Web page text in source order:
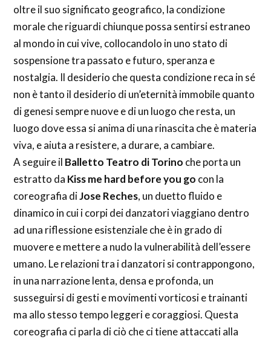
oltre il suo significato geografico, la condizione
morale che riguardi chiunque possa sentirsi estraneo
al mondo in cui vive, collocandolo in uno stato di
sospensione tra passato e futuro, speranza e
nostalgia. Il desiderio che questa condizione reca in sé
non è tanto il desiderio di un’eternità immobile quanto
di genesi sempre nuove e di un luogo che resta, un
luogo dove essa si anima di una rinascita che è materia
viva, e aiuta a resistere, a durare, a cambiare.
A seguire il Balletto Teatro di Torino che porta un
estratto da Kiss me hard before you go con la
coreografia diJose Reches, un duetto fluido e
dinamico in cui i corpi dei danzatori viaggiano dentro
ad una riflessione esistenziale che è in grado di
muovere e mettere a nudo la vulnerabilità dell’essere
umano. Le relazioni tra i danzatori si contrappongono,
in una narrazione lenta, densa e profonda, un
susseguirsi di gesti e movimenti vorticosi e trainanti
ma allo stesso tempo leggeri e coraggiosi. Questa
coreografia ci parla di ciò che ci tiene attaccati alla